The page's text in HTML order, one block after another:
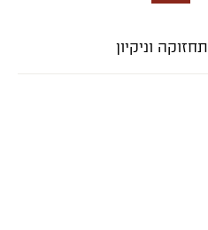
תחזוקה וניקיון